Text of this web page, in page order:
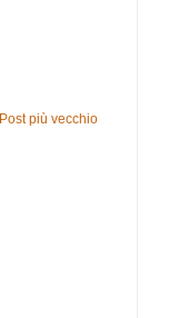
Post più vecchio